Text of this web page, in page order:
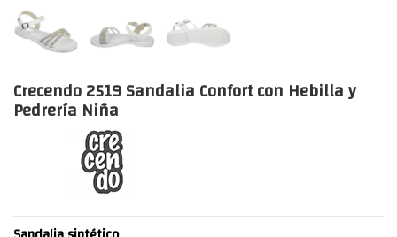
Crecendo 2519 Sandalia Confort con Hebilla y
Pedrería Niña